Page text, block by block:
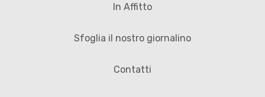
In Affitto
Sfoglia il nostro giornalino
Contatti